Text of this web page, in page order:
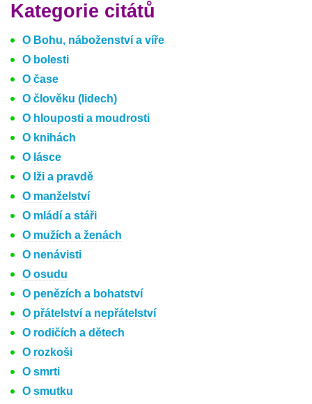
Kategorie citátů
O Bohu, náboženství a víře
O bolesti
O čase
O člověku (lidech)
O hlouposti a moudrosti
O knihách
O lásce
O lži a pravdě
O manželství
O mládí a stáři
O mužích a ženách
O nenávisti
O osudu
O penězích a bohatství
O přátelství a nepřátelství
O rodičích a dětech
O rozkoši
O smrti
O smutku